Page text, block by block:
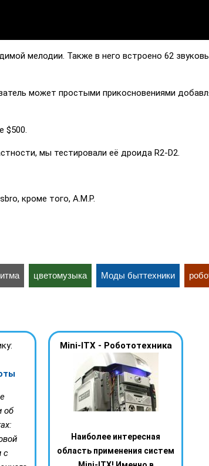
мелодии. Также в него встроено 62
может простыми прикосновениями
$500.
мы тестировали её дроида R2-D2.
кроме того, A.M.P.
цветомузыка Моды быттехники
об
с
Mini-ITX - Робототехника
Наиболее интересная
область применения систем